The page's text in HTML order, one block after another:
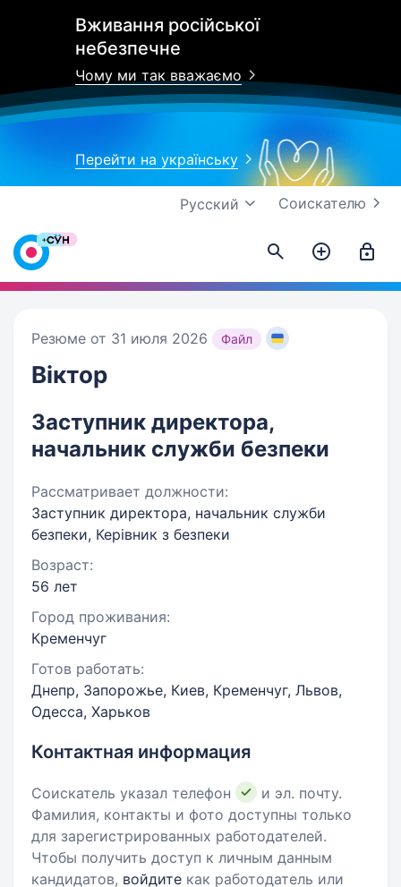
Вживання російської
небезпечне
Чому ми так вважаємо
Перейти на українську
Соискателю
Русский
Резюме от 31 июля 2026 Файл
Віктор
Заступник директора,
начальник служби безпеки
Рассматривает должности:
Заступник директора, начальник служби
безпеки, Керівник з безпеки
Возраст:
56 лет
Город проживания:
Кременчуг
Готов работать:
Днепр, Запорожье, Киев, Кременчуг, Львов,
Одесса, Харьков
Контактная информация
Соискатель указал телефон
и эл. почту.
Фамилия, контакты и фото доступны только
для зарегистрированных работодателей.
Чтобы получить доступ к личным данным
кандидатов, войдите как работодатель или